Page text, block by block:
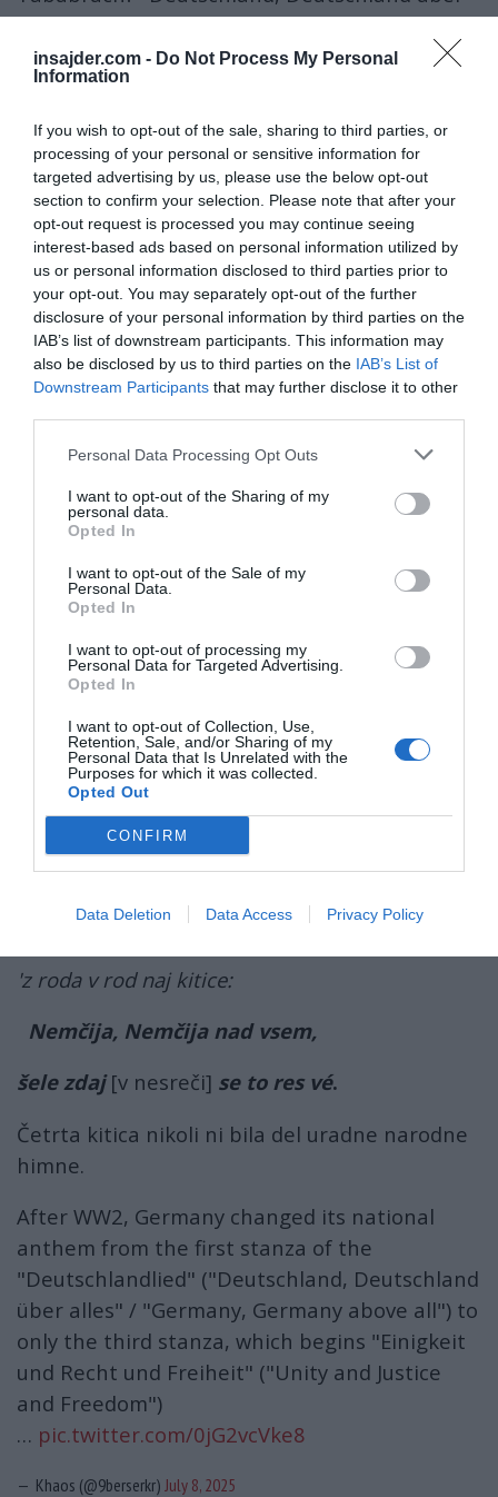
insajder.com - Do Not Process My Personal
Information
If you wish to opt-out of the sale, sharing to third parties, or
processing of your personal or sensitive information for
targeted advertising by us, please use the below opt-out
section to confirm your selection. Please note that after your
opt-out request is processed you may continue seeing
interest-based ads based on personal information utilized by
us or personal information disclosed to third parties prior to
your opt-out. You may separately opt-out of the further
disclosure of your personal information by third parties on the
IAB’s list of downstream participants. This information may
also be disclosed by us to third parties on the IAB’s List of
Downstream Participants that may further disclose it to other
Personal Data Processing Opt Outs
I want to opt-out of the Sharing of my
personal data.
Opted In
I want to opt-out of the Sale of my
Personal Data.
Opted In
I want to opt-out of processing my
Personal Data for Targeted Advertising.
Opted In
I want to opt-out of Collection, Use,
Retention, Sale, and/or Sharing of my
Personal Data that Is Unrelated with the
Purposes for which it was collected.
Opted Out
CONFIRM
Data Deletion Data Access Privacy Policy
alles" oder "Deutschland, Du mieses Stück
Scheiße?"
Ersteres sollte im Sinne des Erfinders heißen
"Deutschland geht mir über
alles".https://t.co/AquS1CkNBu
— Matthias Rahrbach (@RahrbachM)August 2, 2025
V nacizmu so pelile prvo kitico, ki ji je obvezno
sledila nacističnaWesslova pesem(Horst-
Wessel-Lied).
Nach den drei Strophen des Lied der
Deutschen, inklusive „Deutschland über alles“,
pic.twitter.com/DNvcNGNqln
— ENDSTATION RECHTS.Bayern (@ER_Bayern) August 2, 2025
1921 je
kiticokot reakcijo na izgubljeno Prvo svetovno
vojno, s katero je kritiziral
Peli so jo kot dodatno kitico himne predvsem
skrajni desničarji v Nemčiji:
Nemčija, Nemčija nad vsem,
šele zdaj [v nesreči] se to res vé.
Se šele v nesreči izkaže,
če ljubezen pristna je.
In tako naprej zvenijo
'z roda v rod naj kitice:
Nemčija, Nemčija nad vsem,
šele zdaj[v nesreči] se to res vé.
Četrta kitica nikoli ni bila del uradne narodne
himne.
After WW2, Germany changed its national
anthem from the first stanza of the
"Deutschlandlied" ("Deutschland, Deutschland
über alles" / "Germany, Germany above all") to
only the third stanza, which begins "Einigkeit
und Recht und Freiheit" ("Unity and Justice
and Freedom")
… pic.twitter.com/0jG2vcVke8
— Khaos (@9berserkr) July 8, 2025